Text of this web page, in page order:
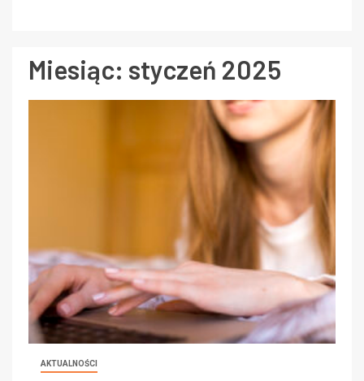
Miesiąc: styczeń 2025
AKTUALNOŚCI